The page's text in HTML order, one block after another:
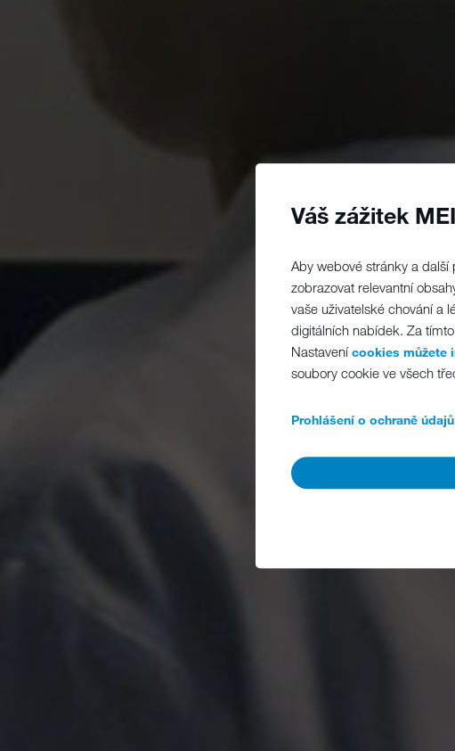
Váš zážitek
Aby webové stránky a další
zobrazovat relevantní
vaše uživatelské chování a
digitálních nabídek. Za
Nastavenícookies můžete
soubory cookie ve všech
Prohlášení o ochraně údajů